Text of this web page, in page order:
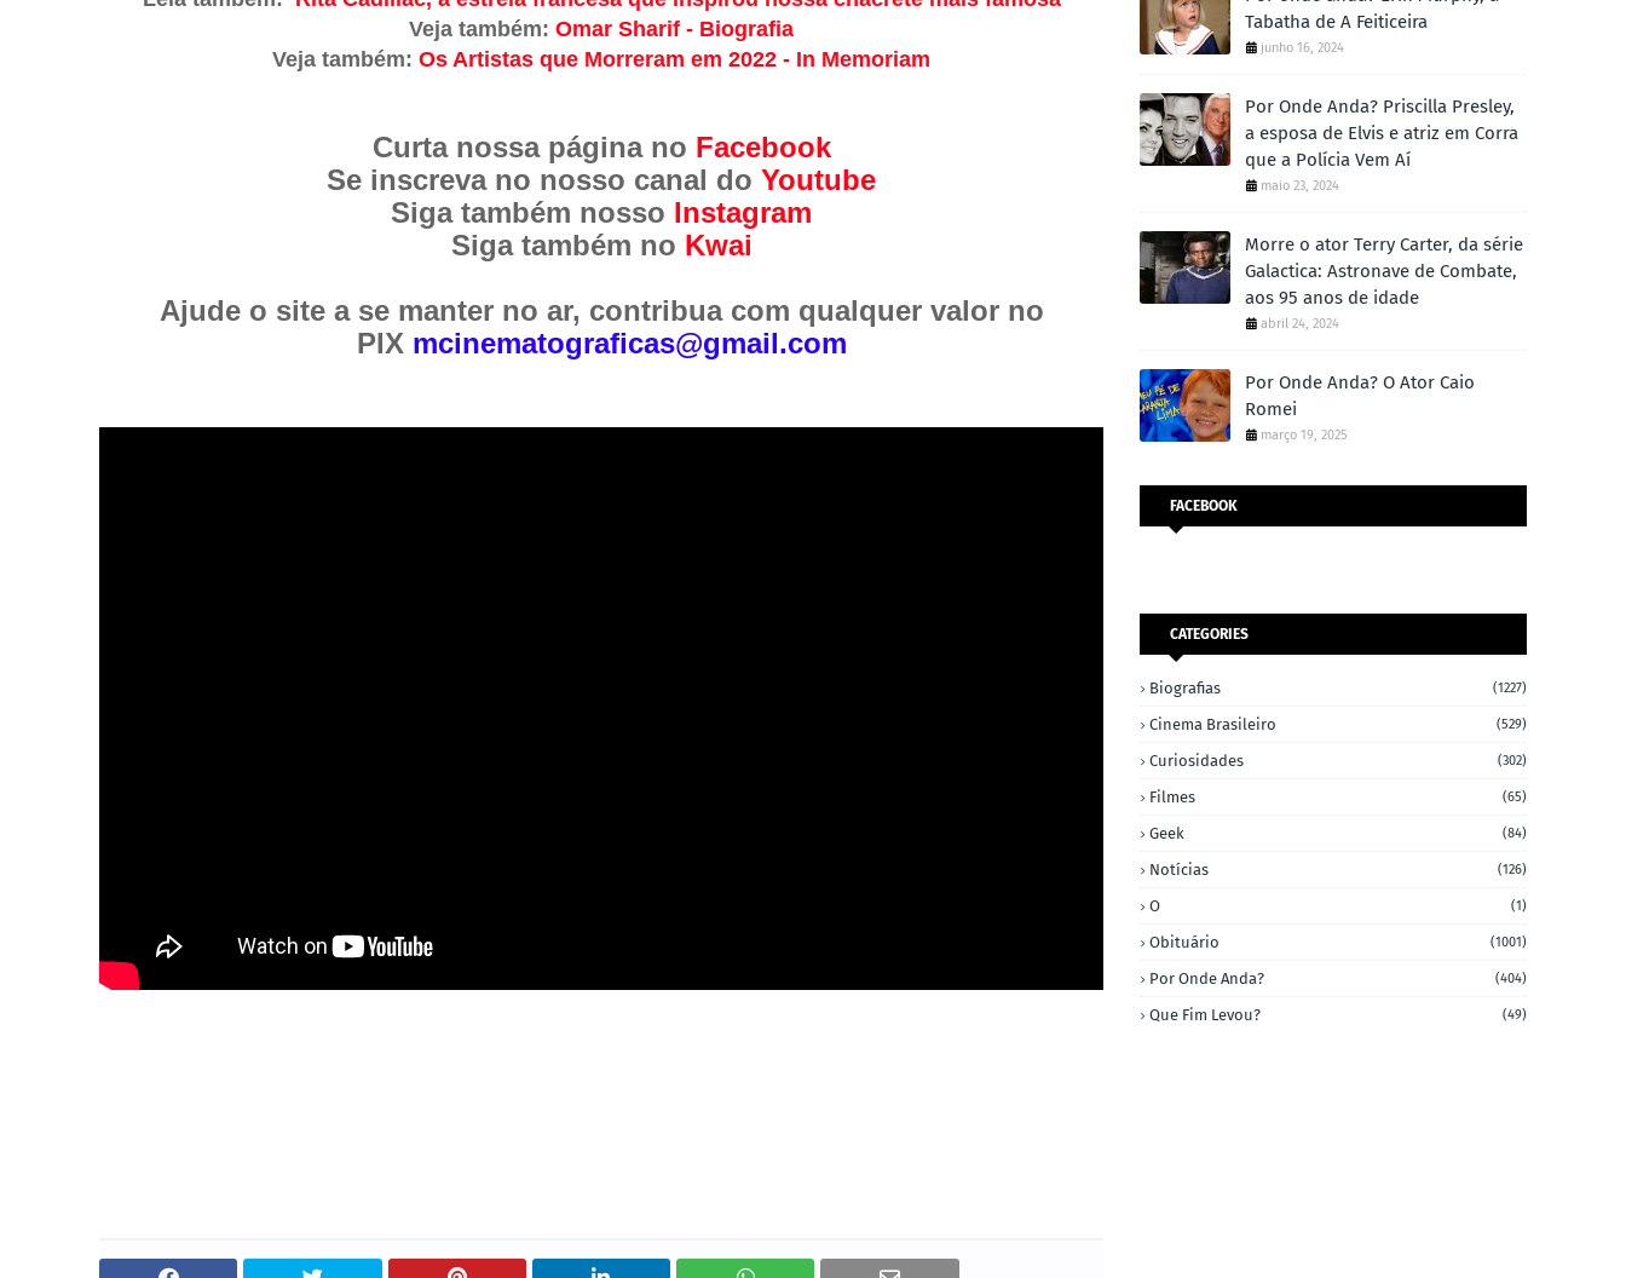
Veja também: Omar Sharif - Biografia
Veja também: Os Artistas que Morreram em 2022 - In Memoriam
Curta nossa página no Facebook
Se inscreva no nosso canal do Youtube
Siga também nosso Instagram
Siga também no Kwai
Ajude o site a se manter no ar, contribua com qualquer valor no
PIX mcinematograficas@gmail.com
Tabatha de A Feiticeira
junho 16, 2024
Por Onde Anda? Priscilla Presley,
a esposa de Elvis e atriz em Corra
que a Polícia Vem Aí
maio 23, 2024
Morre o ator Terry Carter, da série
Galactica: Astronave de Combate,
aos 95 anos de idade
abril 24, 2024
Por Onde Anda? O Ator Caio
Romei
março 19, 2025
FACEBOOK
CATEGORIES
Biografias (1227)
Cinema Brasileiro (529)
Curiosidades (302)
Filmes (65)
Geek (84)
Notícias (126)
O (1)
Obituário (1001)
Por Onde Anda? (404)
Que Fim Levou? (49)